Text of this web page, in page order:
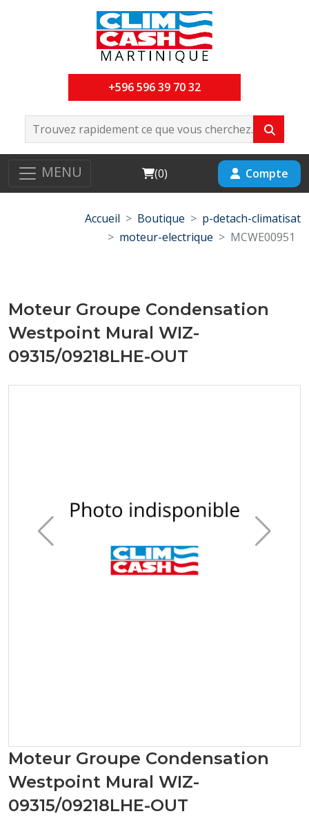
+596 596 39 70 32
MENU Cart
(0) Compte
Accueil Boutique
p-detach-climatisat
moteur-electrique
MCWE00951
Moteur Groupe Condensation
Westpoint Mural WIZ-
09315/09218LHE-OUT
Moteur Groupe Condensation
Westpoint Mural WIZ-
09315/09218LHE-OUT